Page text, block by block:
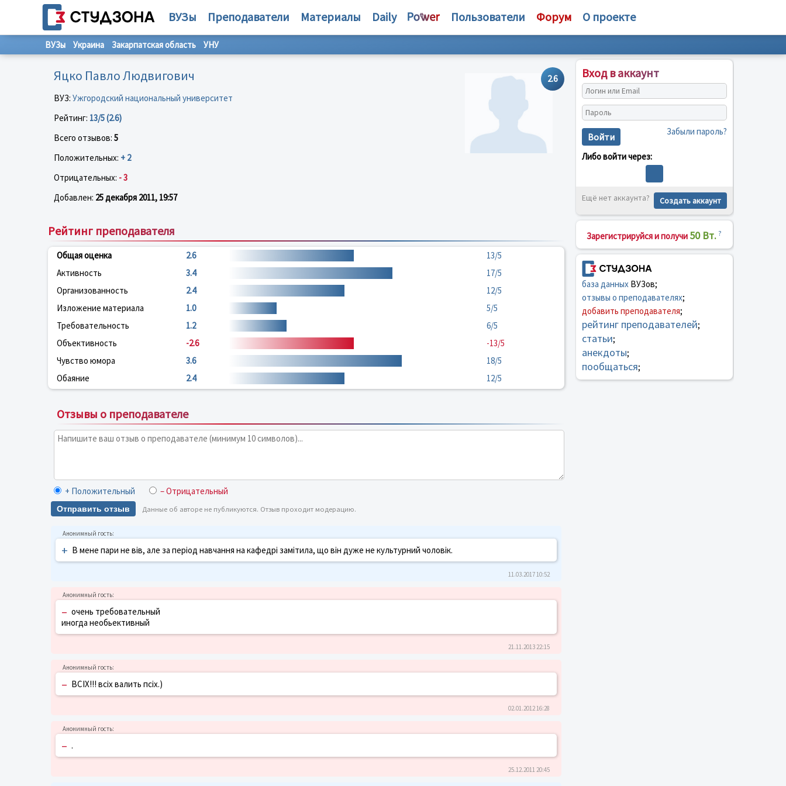
ВУЗы Преподаватели Материалы Daily Пользователи Форум О проекте
ВУЗы Украина Закарпатская область УНУ
2.6
Яцко Павло Людвигович
ВУЗ: Ужгородский национальный университет
Рейтинг: 13/5 (2.6)
Всего отзывов: 5
Положительных: + 2
Отрицательных: - 3
Добавлен: 25 декабря 2011, 19:57
Рейтинг преподавателя
Общая оценка 2.6
13/5
Активность
3.4
17/5
Организованность
2.4
12/5
Изложение материала
1.0
5/5
Требовательность
1.2
6/5
Объективность
-2.6
-13/5
Чувство юмора
3.6
18/5
Обаяние
2.4 12/5
Отзывы о преподавателе
+ Положительный – Отрицательный
Отправить отзыв Данные об авторе не публикуются. Отзыв проходит модерацию.
+ В мене пари не вів, але за період навчання на кафедрі замітила, що він дуже не культурний чоловік.
11.03.2017 10:52
– очень требовательный
иногда необьективный
21.11.2013 22:15
– ВСІХ!!! всіх валить псіх.)
02.01.2012 16:28
– .
25.12.2011 20:45
Вход в аккаунт
Войти Забыли пароль?
Либо войти через:
Ещё нет аккаунта? Создать аккаунт
Зарегистрируйся и получи 50 Вт. ?
база данныхВУЗов;
отзывы о преподавателях;
добавить преподавателя;
рейтинг преподавателей;
статьи;
анекдоты;
пообщаться;